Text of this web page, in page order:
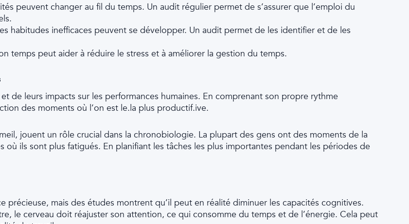
peuvent changer au fil du temps. Un audit régulier permet de s’assurer que l’emploi du
habitudes inefficaces peuvent se développer. Un audit permet de les identifier et de les
temps peut aider à réduire le stress et à améliorer la gestion du temps.
de leurs impacts sur les performances humaines. En comprenant son propre rythme
des moments où l’on est le.la plus productif.ive.
jouent un rôle crucial dans la chronobiologie. La plupart des gens ont des moments de la
où ils sont plus fatigués. En planifiant les tâches les plus importantes pendant les périodes de
mais des études montrent qu’il peut en réalité diminuer les capacités cognitives.
le cerveau doit réajuster son attention, ce qui consomme du temps et de l’énergie. Cela peut